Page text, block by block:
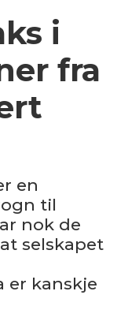
i
fra
en
til
nok de
selskapet
er kanskje